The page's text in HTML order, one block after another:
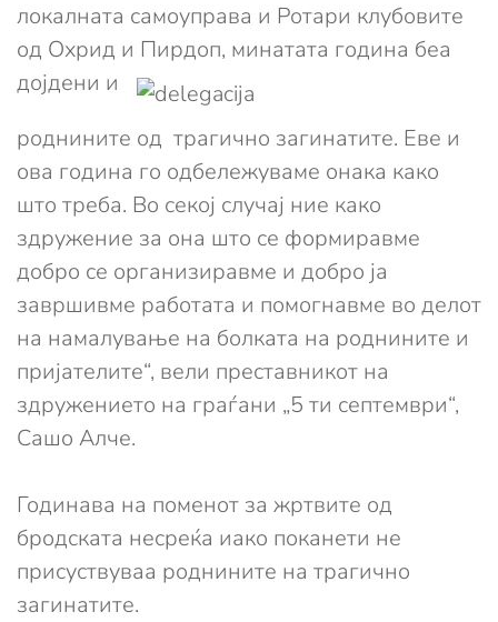
локалната самоуправа и Ротари клубовите
од Охрид и Пирдоп, минатата година беа
дојдени и
роднините од трагично загинатите. Еве и
ова година го одбележуваме онака како
што треба. Во секој случај ние како
здружение за она што се формиравме
добро се организиравме и добро ја
завршивме работата и помогнавме во делот
на намалување на болката на роднините и
пријателите“, вели преставникот на
здружението на граѓани „5 ти септември“,
Сашо Алче.
Годинава на поменот за жртвите од
бродската несреќа иако поканети не
присуствуваа роднините на трагично
загинатите.